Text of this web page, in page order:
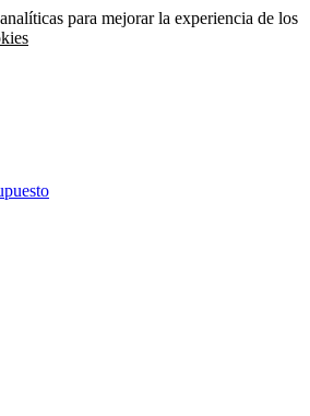
para mejorar la experiencia de los